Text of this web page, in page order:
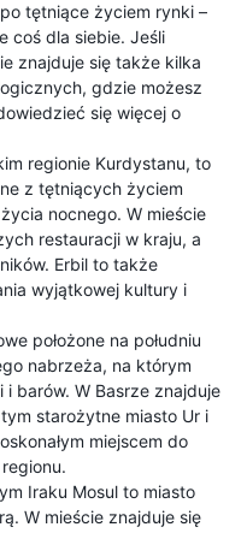
tętniące życiem rynki –
coś dla siebie. Jeśli
znajduje się także kilka
gdzie możesz
się więcej o
regionie Kurdystanu, to
z tętniących życiem
nocnego. W mieście
restauracji w kraju, a
Erbil to także
wyjątkowej kultury i
położone na południu
nabrzeża, na którym
i barów. W Basrze znajduje
starożytne miasto Ur i
miejscem do
Iraku Mosul to miasto
W mieście znajduje się